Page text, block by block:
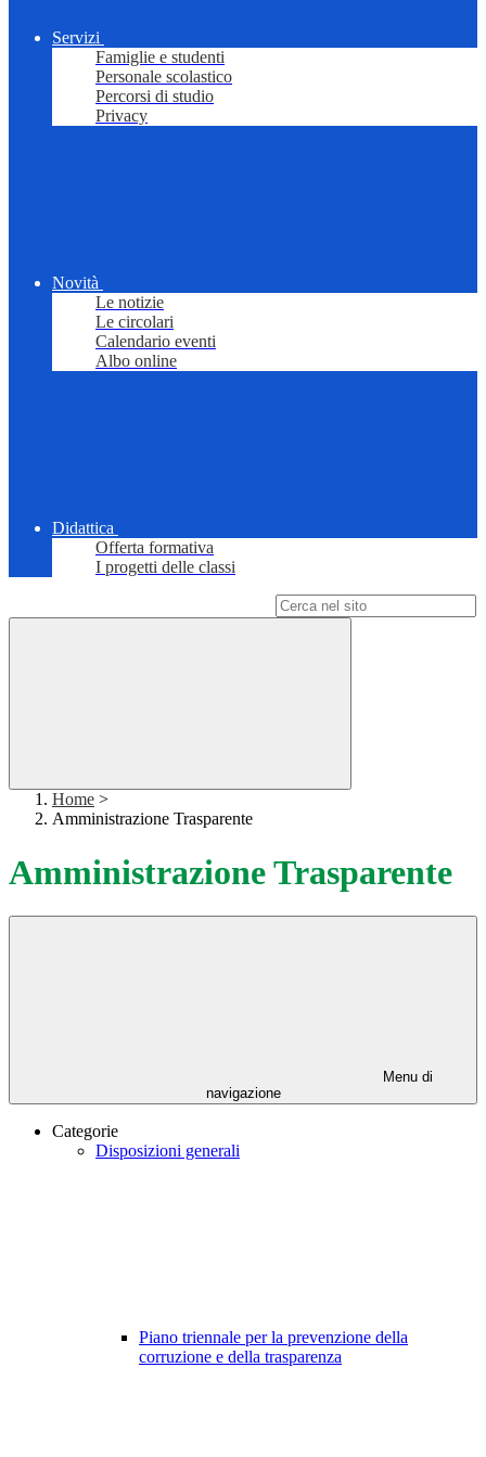
Servizi
Famiglie e studenti
Personale scolastico
Percorsi di studio
Privacy
Novità
Le notizie
Le circolari
Calendario eventi
Albo online
Didattica
Offerta formativa
I progetti delle classi
Home >
Amministrazione Trasparente
Amministrazione Trasparente
Menu di
navigazione
Categorie
Disposizioni generali
Piano triennale per la prevenzione della
corruzione e della trasparenza